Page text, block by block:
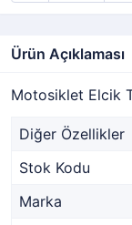
Ürün Açıklaması
Motosiklet Elcik
Diğer Özellikler
Stok Kodu
Marka